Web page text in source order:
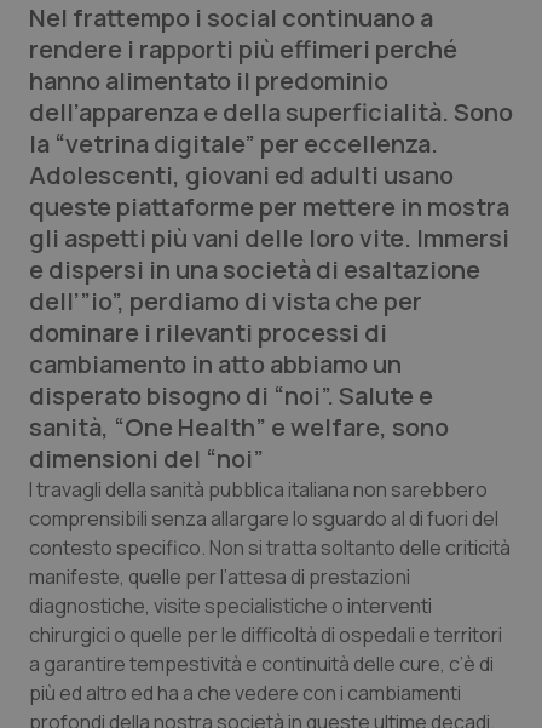
Scienza e Farmaci
Studi e Analisi
Lettere al direttore
Edizioni Regionali
QS Pro
Professionisti Sanitari.AI
Abruzzo
Basilicata
Calabria
Campania
Emilia-Romagna
Friuli Venezia Giulia
QS Pro Gold
Artrite & artrosi
Asma & BPCO
Car-T
Colesterolo & coronaropatie
Dermatite Atopica
QS Club Newsletter
Nel frattempo i social continuano a
rendere i rapporti più effimeri perché
hanno alimentato il predominio
dell’apparenza e della superficialità. Sono
la “vetrina digitale” per eccellenza.
Adolescenti, giovani ed adulti usano
queste piattaforme per mettere in mostra
gli aspetti più vani delle loro vite. Immersi
e dispersi in una società di esaltazione
dell’”io”, perdiamo di vista che per
dominare i rilevanti processi di
cambiamento in atto abbiamo un
disperato bisogno di “noi”. Salute e
sanità, “One Health” e welfare, sono
dimensioni del “noi”
I travagli della sanità pubblica italiana non sarebbero
comprensibili senza allargare lo sguardo al di fuori del
contesto specifico. Non si tratta soltanto delle criticità
manifeste, quelle per l’attesa di prestazioni
diagnostiche, visite specialistiche o interventi
chirurgici o quelle per le difficoltà di ospedali e territori
a garantire tempestività e continuità delle cure, c’è di
più ed altro ed ha a che vedere con i cambiamenti
profondi della nostra società in queste ultime decadi.